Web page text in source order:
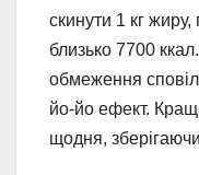
скинути 1 кг
близько 7700
обмеження
йо-йо ефект.
щодня,